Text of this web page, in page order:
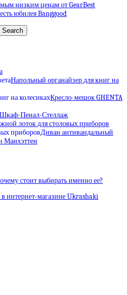
низким ценам от GearBest
юбилея Banggood
Напольный органайзер для книг на
Кресло-мешок GHENTA
Шкаф-Пенал-Стеллаж
лоток для столовых приборов
Диван антивандальный
Манхэттен
стоит выбирать именно ее?
интернет-магазине Ukrashaki